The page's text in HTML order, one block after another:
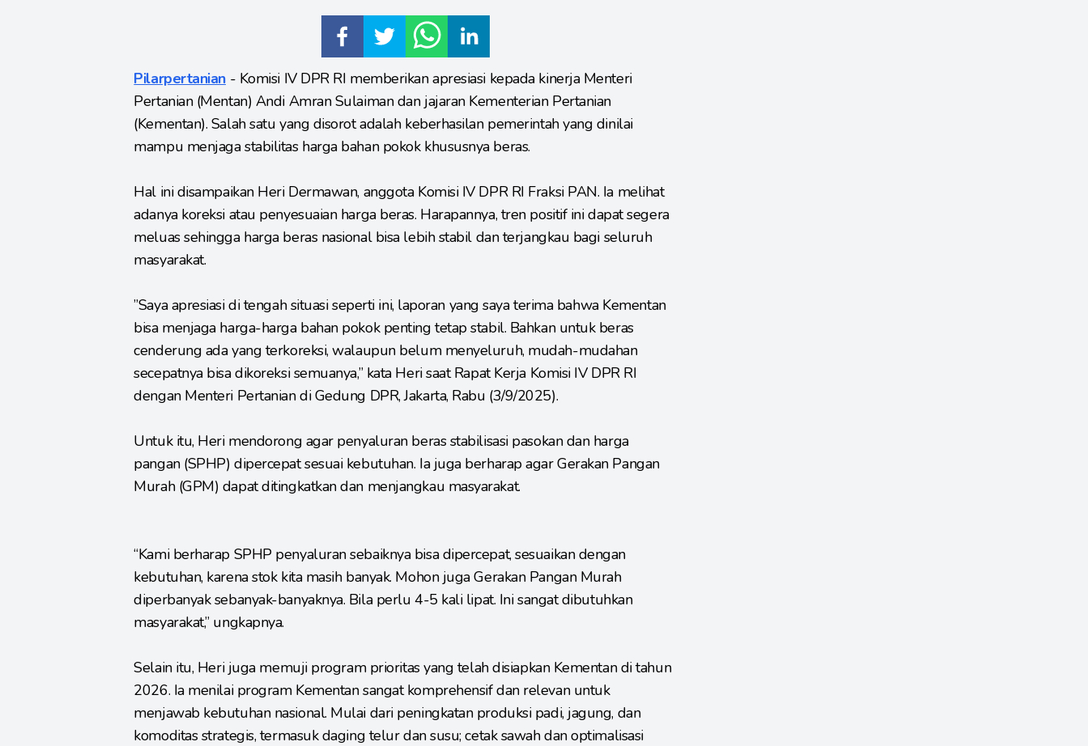
Pilarpertanian - Komisi IV DPR RI memberikan apresiasi kepada kinerja Menteri
Pertanian (Mentan) Andi Amran Sulaiman dan jajaran Kementerian Pertanian
(Kementan). Salah satu yang disorot adalah keberhasilan pemerintah yang dinilai
mampu menjaga stabilitas harga bahan pokok khususnya beras.
Hal ini disampaikan Heri Dermawan, anggota Komisi IV DPR RI Fraksi PAN. Ia melihat
adanya koreksi atau penyesuaian harga beras. Harapannya, tren positif ini dapat segera
meluas sehingga harga beras nasional bisa lebih stabil dan terjangkau bagi seluruh
masyarakat.
”Saya apresiasi di tengah situasi seperti ini, laporan yang saya terima bahwa Kementan
bisa menjaga harga-harga bahan pokok penting tetap stabil. Bahkan untuk beras
cenderung ada yang terkoreksi, walaupun belum menyeluruh, mudah-mudahan
secepatnya bisa dikoreksi semuanya,” kata Heri saat Rapat Kerja Komisi IV DPR RI
dengan Menteri Pertanian di Gedung DPR, Jakarta, Rabu (3/9/2025).
Untuk itu, Heri mendorong agar penyaluran beras stabilisasi pasokan dan harga
pangan (SPHP) dipercepat sesuai kebutuhan. Ia juga berharap agar Gerakan Pangan
Murah (GPM) dapat ditingkatkan dan menjangkau masyarakat.
“Kami berharap SPHP penyaluran sebaiknya bisa dipercepat, sesuaikan dengan
kebutuhan, karena stok kita masih banyak. Mohon juga Gerakan Pangan Murah
diperbanyak sebanyak-banyaknya. Bila perlu 4-5 kali lipat. Ini sangat dibutuhkan
masyarakat,” ungkapnya.
Selain itu, Heri juga memuji program prioritas yang telah disiapkan Kementan di tahun
2026. Ia menilai program Kementan sangat komprehensif dan relevan untuk
menjawab kebutuhan nasional. Mulai dari peningkatan produksi padi, jagung, dan
komoditas strategis, termasuk daging telur dan susu; cetak sawah dan optimalisasi